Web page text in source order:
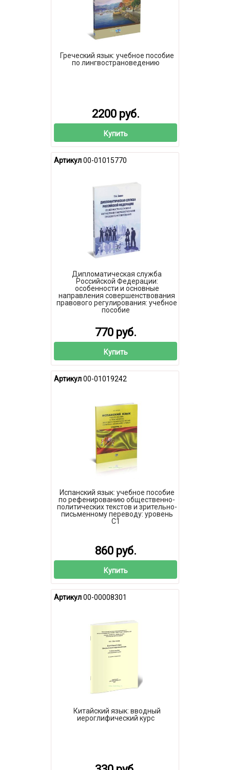
Греческий язык: учебное пособие
по лингвострановедению
2200 руб.
Купить
Артикул00-01015770
Дипломатическая служба
Российской Федерации:
особенности и основные
направления совершенствования
правового регулирования: учебное
пособие
770 руб.
Купить
Артикул00-01019242
Испанский язык: учебное пособие
по рефенированию общественно-
политических текстов и зрительно-
письменному переводу: уровень
С1
860 руб.
Купить
Артикул00-00008301
Китайский язык: вводный
иероглифический курс